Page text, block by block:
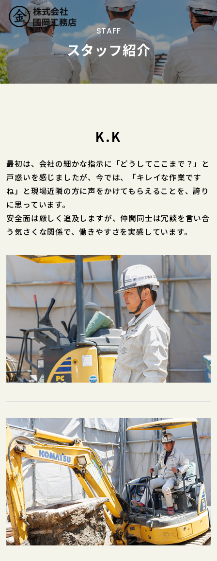
トップ
國岡工務店の仕事
施工事例
採用情報
0742-24-3672
【受付時間】09:00～17:00 土日祝除く
STAFF
スタッフ紹介
K.K
最初は、会社の細かな指示に「どうしてここまで？」と
戸惑いを感じましたが、今では、「キレイな作業です
ね」と現場近隣の方に声をかけてもらえることを、誇り
に思っています。
安全面は厳しく追及しますが、仲間同士は冗談を言い合
う気さくな関係で、働きやすさを実感しています。